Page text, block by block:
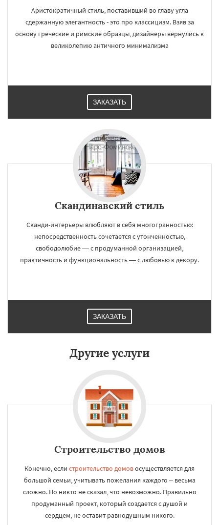
Аристократичный стиль, поставивший во главу угла
сдержанную элегантность - это про классицизм. Взяв за
основу греческие и римские образцы, дизайнеры вернулись к
великолепию античного минимализма
ЗАКАЗАТЬ
Скандинавский стиль
Сканди-интерьеры влюбляют в себя многогранностью:
непосредственность сочетается с утонченностью,
свободолюбие — с продуманной организацией,
практичность и функциональность — с любовью к декору.
ЗАКАЗАТЬ
Другие услуги
Строительство домов
Конечно, если строительство домовосуществляется для
большой семьи, учитывать пожелания каждого – весьма
сложно. Но никто не сказал, что невозможно. Правильно
продуманный проект, который создается с душой и
сердцем, не оставит равнодушным никого.